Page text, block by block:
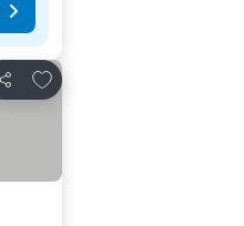
Κοινοποίηση
Προσθήκη στα αγαπημένα